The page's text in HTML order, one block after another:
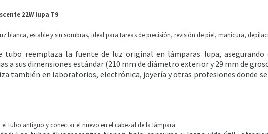
22W lupa T9
blanca, estable y sin sombras, ideal para tareas de precisión, revisión de piel, manicura,
tubo reemplaza la fuente de luz original en lámparas lupa,
a sus dimensiones estándar (210 mm de diámetro exterior y 29 mm de
también en laboratorios, electrónica, joyería y otras profesiones donde
tubo antiguo y conectar el nuevo en el cabezal de la lámpara.